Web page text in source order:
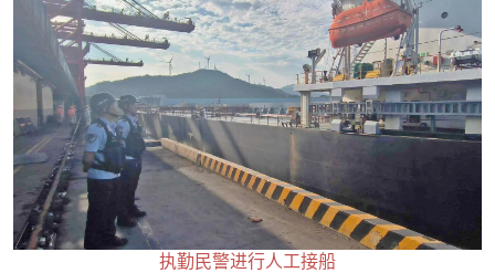
执勤民警进行人工接船